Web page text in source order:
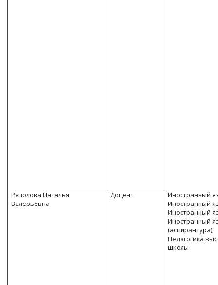
Ряполова Наталья
Валерьевна
Доцент
Иностранный
Иностранный
Иностранный
Иностранный
(аспирантура);
Педагогика
школы